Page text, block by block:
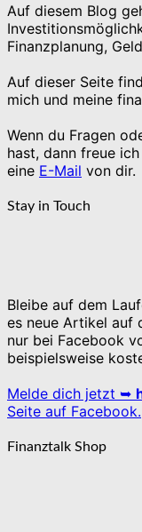
Auf diesem Blog
Finanzplanung,
Auf dieser Seite
mich und meine
Wenn du Fragen
hast, dann freue
eine E-Mail von dir.
Stay in Touch
Bleibe auf dem
es neue Artikel auf
nur bei Facebook
beispielsweise
Melde dich jetzt ➥
Seite auf Facebook.
Finanztalk Shop